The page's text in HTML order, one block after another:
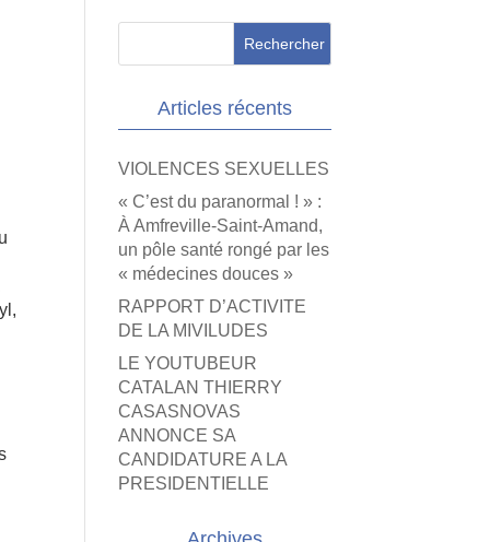
Articles récents
VIOLENCES SEXUELLES
« C’est du paranormal ! » :
À Amfreville-Saint-Amand,
un pôle santé rongé par les
« médecines douces »
RAPPORT D’ACTIVITE
DE LA MIVILUDES
LE YOUTUBEUR
CATALAN THIERRY
CASASNOVAS
ANNONCE SA
CANDIDATURE A LA
PRESIDENTIELLE